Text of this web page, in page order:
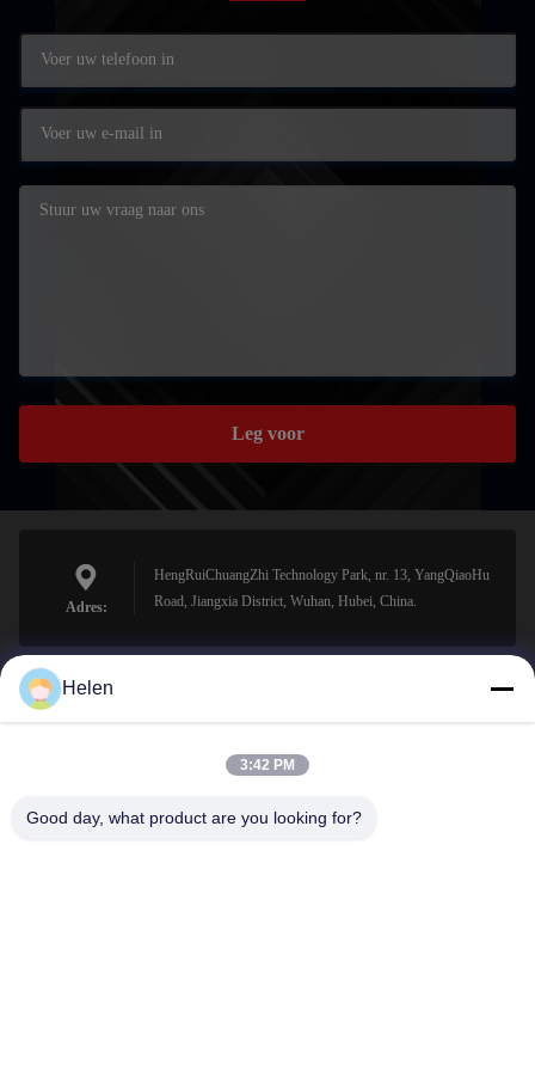
Leg voor
Adres:
HengRuiChuangZhi Technology Park, nr. 13, YangQiaoHu
Road, Jiangxia District, Wuhan, Hubei, China.
sales@perfectlaser.net
Helen
3:42 PM
Good day, what product are you looking for?